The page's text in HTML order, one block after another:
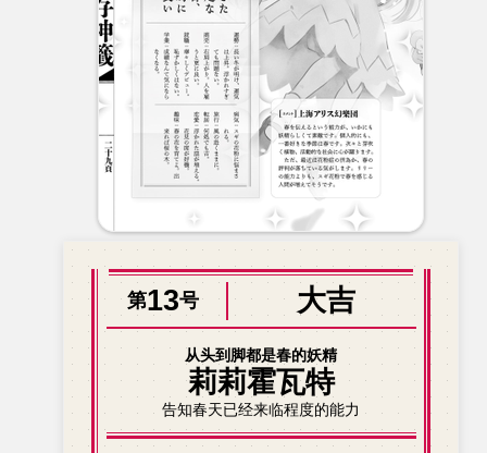
第13号 大吉
从头到脚都是春的妖精
莉莉霍瓦特
告知春天已经来临程度的能力